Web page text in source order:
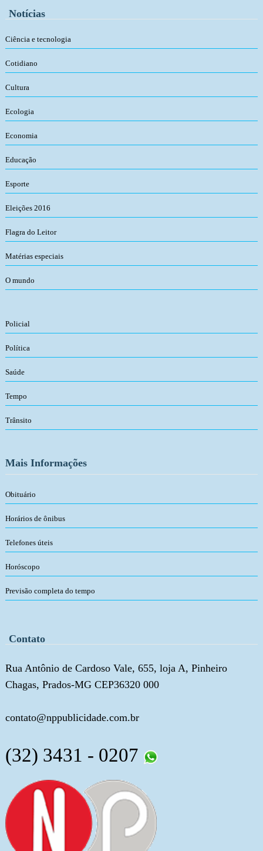
Notícias
Ciência e tecnologia
Cotidiano
Cultura
Ecologia
Economia
Educação
Esporte
Eleições 2016
Flagra do Leitor
Matérias especiais
O mundo
Policial
Política
Saúde
Tempo
Trânsito
Mais Informações
Obituário
Horários de ônibus
Telefones úteis
Horóscopo
Previsão completa do tempo
Contato
Rua Antônio de Cardoso Vale, 655, loja A, Pinheiro
Chagas, Prados-MG CEP36320 000
contato@nppublicidade.com.br
(32) 3431 - 0207